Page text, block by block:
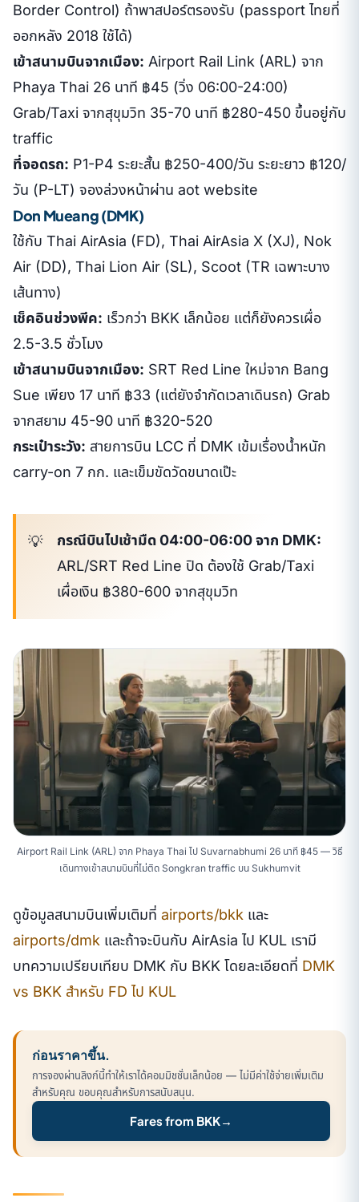
Border Control) ถ้าพาสปอร์ตรองรับ (passport ไทยที่
ออกหลัง 2018 ใช้ได้)
เข้าสนามบินจากเมือง: Airport Rail Link (ARL) จาก
Phaya Thai 26 นาที ฿45 (วิ่ง 06:00-24:00)
Grab/Taxi จากสุขุมวิท 35-70 นาที ฿280-450 ขึ้นอยู่กับ
traffic
ที่จอดรถ: P1-P4 ระยะสั้น ฿250-400/วัน ระยะยาว ฿120/
วัน (P-LT) จองล่วงหน้าผ่าน aot website
Don Mueang (DMK)
ใช้กับ Thai AirAsia (FD), Thai AirAsia X (XJ), Nok
Air (DD), Thai Lion Air (SL), Scoot (TR เฉพาะบาง
เส้นทาง)
เช็คอินช่วงพีค: เร็วกว่า BKK เล็กน้อย แต่ก็ยังควรเผื่อ
2.5-3.5 ชั่วโมง
เข้าสนามบินจากเมือง: SRT Red Line ใหม่จาก Bang
Sue เพียง 17 นาที ฿33 (แต่ยังจำกัดเวลาเดินรถ) Grab
จากสยาม 45-90 นาที ฿320-520
กระเป๋าระวัง: สายการบิน LCC ที่ DMK เข้มเรื่องน้ำหนัก
carry-on 7 กก. และเข็มขัดวัดขนาดเป๊ะ
กรณีบินไปเช้ามืด 04:00-06:00 จาก DMK:
ARL/SRT Red Line ปิด ต้องใช้ Grab/Taxi
เผื่อเงิน ฿380-600 จากสุขุมวิท
Airport Rail Link (ARL) จาก Phaya Thai ไป Suvarnabhumi 26 นาที ฿45 — วิธี
เดินทางเข้าสนามบินที่ไม่ติด Songkran traffic บน Sukhumvit
ดูข้อมูลสนามบินเพิ่มเติมที่ airports/bkk และ
airports/dmk และถ้าจะบินกับ AirAsia ไป KUL เรามี
บทความเปรียบเทียบ DMK กับ BKK โดยละเอียดที่ DMK
vs BKK สำหรับ FD ไป KUL
ก่อนราคาขึ้น.
การจองผ่านลิงก์นี้ทำให้เราได้คอมมิชชั่นเล็กน้อย — ไม่มีค่าใช้จ่ายเพิ่มเติม
สำหรับคุณ ขอบคุณสำหรับการสนับสนุน.
Fares from BKK→